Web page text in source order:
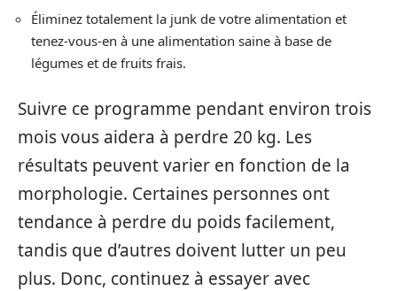
Éliminez totalement la junk de votre alimentation et
tenez-vous-en à une alimentation saine à base de
légumes et de fruits frais.
Suivre ce programme pendant environ trois
mois vous aidera à perdre 20 kg. Les
résultats peuvent varier en fonction de la
morphologie. Certaines personnes ont
tendance à perdre du poids facilement,
tandis que d’autres doivent lutter un peu
plus. Donc, continuez à essayer avec